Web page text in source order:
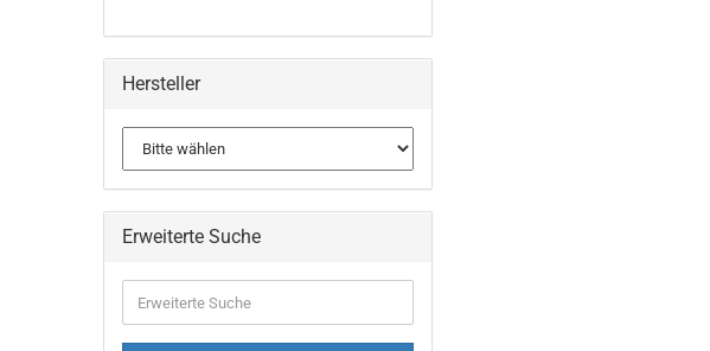
Hersteller
Erweiterte Suche
Suche